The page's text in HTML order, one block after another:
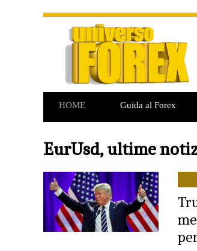
HOME Guida al Forex
Commodities
Opzioni
EurUsd, ultime